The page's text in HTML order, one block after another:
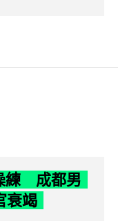
練 成都男
衰竭